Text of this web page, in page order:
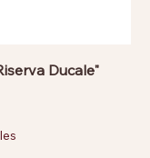
Ducale"